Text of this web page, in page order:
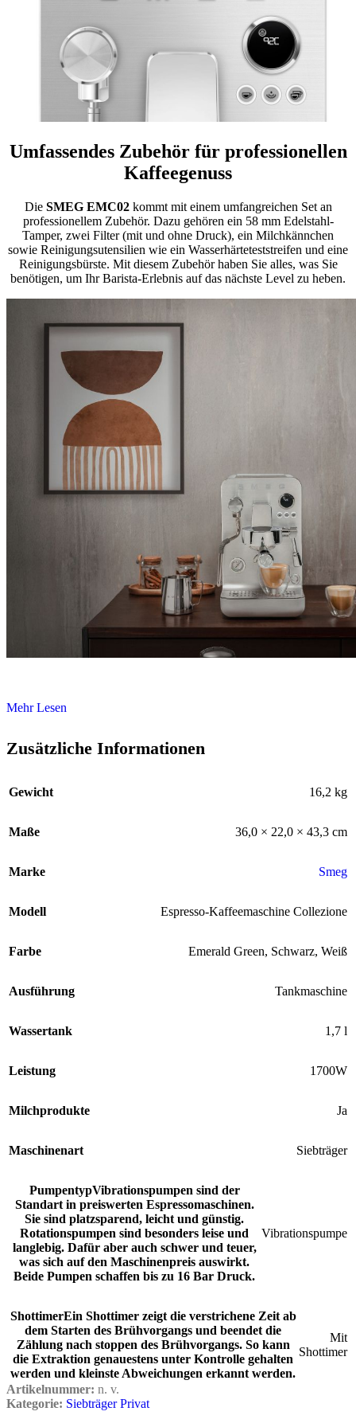
Umfassendes Zubehör für professionellen
Kaffeegenuss
Die SMEG EMC02kommt mit einem umfangreichen Set an
professionellem Zubehör. Dazu gehören ein 58 mm Edelstahl-
Tamper, zwei Filter (mit und ohne Druck), ein Milchkännchen
sowie Reinigungsutensilien wie ein Wasserhärteteststreifen und eine
Reinigungsbürste. Mit diesem Zubehör haben Sie alles, was Sie
benötigen, um Ihr Barista-Erlebnis auf das nächste Level zu heben.
Mehr Lesen
Zusätzliche Informationen
Gewicht 16,2 kg
Maße 36,0 × 22,0 × 43,3 cm
Marke Smeg
Modell Espresso-Kaffeemaschine Collezione
Farbe Emerald Green, Schwarz, Weiß
Ausführung Tankmaschine
Wassertank 1,7 l
Leistung 1700W
Milchprodukte Ja
Maschinenart Siebträger
PumpentypVibrationspumpen sind der
Standart in preiswerten Espressomaschinen.
Sie sind platzsparend, leicht und günstig.
Rotationspumpen sind besonders leise und
langlebig. Dafür aber auch schwer und teuer,
was sich auf den Maschinenpreis auswirkt.
Beide Pumpen schaffen bis zu 16 Bar Druck.
Vibrationspumpe
ShottimerEin Shottimer zeigt die verstrichene Zeit ab
dem Starten des Brühvorgangs und beendet die
Zählung nach stoppen des Brühvorgangs. So kann
die Extraktion genauestens unter Kontrolle gehalten
werden und kleinste Abweichungen erkannt werden.
Mit
Shottimer
Artikelnummer: n. v.
Kategorie: Siebträger Privat